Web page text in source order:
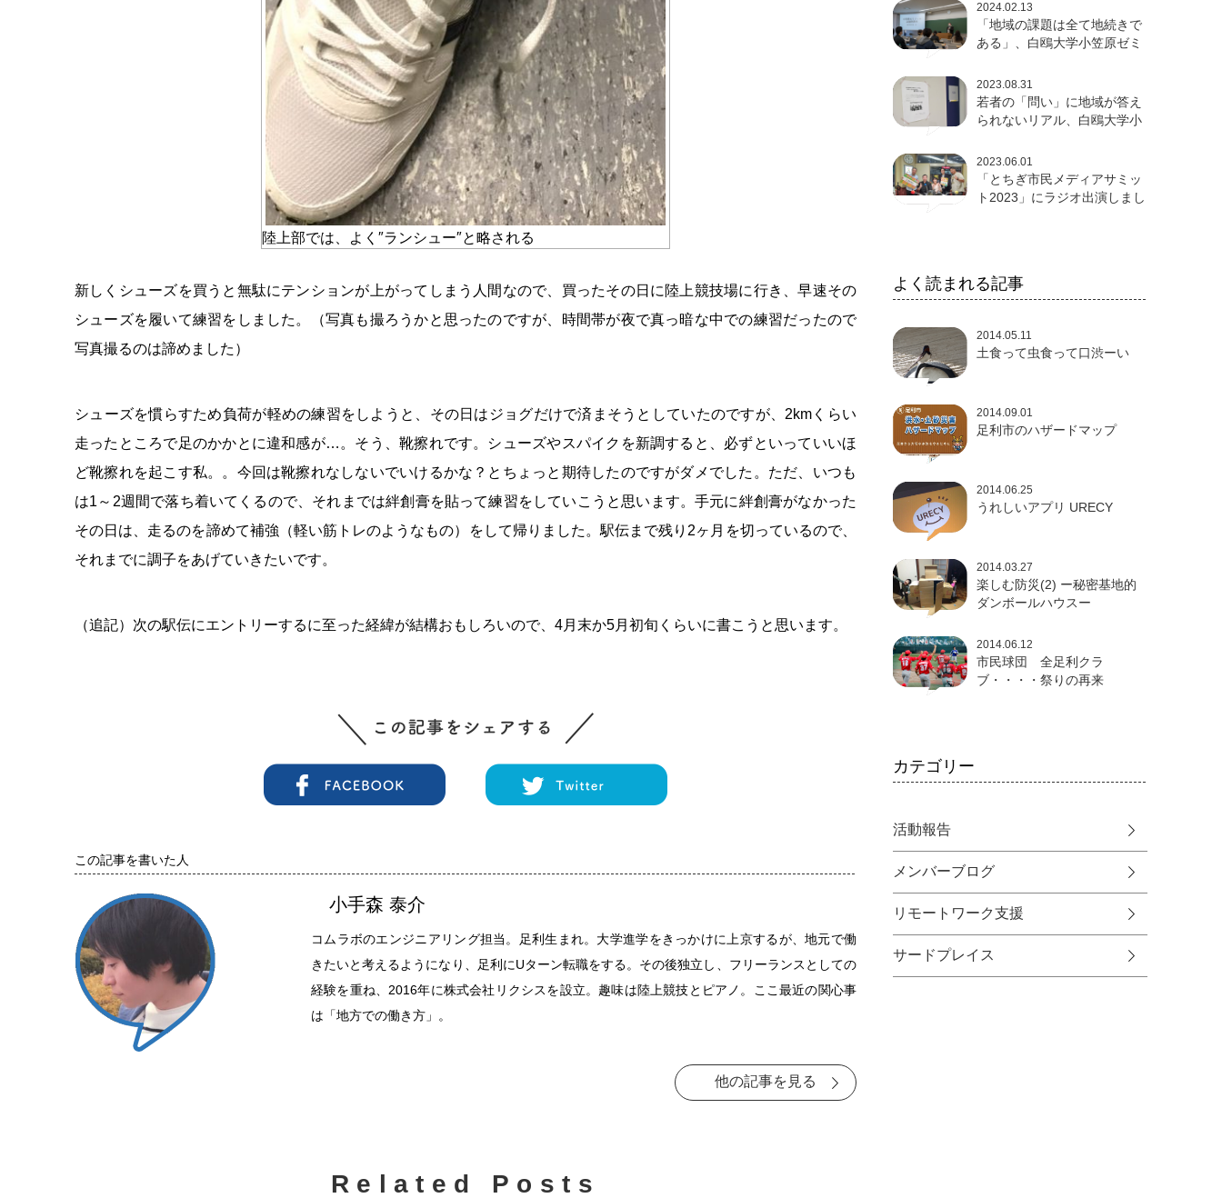
陸上部では、よく″ランシュー″と略される
新しくシューズを買うと無駄にテンションが上がってしまう人間なので、買ったその日に陸上競技場に行き、早速その
シューズを履いて練習をしました。（写真も撮ろうかと思ったのですが、時間帯が夜で真っ暗な中での練習だったので
写真撮るのは諦めました）
シューズを慣らすため負荷が軽めの練習をしようと、その日はジョグだけで済まそうとしていたのですが、2kmくらい
走ったところで足のかかとに違和感が…。そう、靴擦れです。シューズやスパイクを新調すると、必ずといっていいほ
ど靴擦れを起こす私。。今回は靴擦れなしないでいけるかな？とちょっと期待したのですがダメでした。ただ、いつも
は1～2週間で落ち着いてくるので、それまでは絆創膏を貼って練習をしていこうと思います。手元に絆創膏がなかった
その日は、走るのを諦めて補強（軽い筋トレのようなもの）をして帰りました。駅伝まで残り2ヶ月を切っているので、
それまでに調子をあげていきたいです。
（追記）次の駅伝にエントリーするに至った経緯が結構おもしろいので、4月末か5月初旬くらいに書こうと思います。
この記事を書いた人
小手森 泰介
コムラボのエンジニアリング担当。足利生まれ。大学進学をきっかけに上京するが、地元で働
きたいと考えるようになり、足利にUターン転職をする。その後独立し、フリーランスとしての
経験を重ね、2016年に株式会社リクシスを設立。趣味は陸上競技とピアノ。ここ最近の関心事
は「地方での働き方」。
他の記事を見る
Related Posts
2024.02.13
「地域の課題は全て地続きで
ある」、白鴎大学小笠原ゼミ
2023.08.31
若者の「問い」に地域が答え
られないリアル、白鴎大学小
2023.06.01
「とちぎ市民メディアサミッ
ト2023」にラジオ出演しまし
よく読まれる記事
2014.05.11
土食って虫食って口渋ーい
2014.09.01
足利市のハザードマップ
2014.06.25
うれしいアプリ URECY
2014.03.27
楽しむ防災(2) ー秘密基地的
ダンボールハウスー
2014.06.12
市民球団 全足利クラ
ブ・・・・祭りの再来
カテゴリー
活動報告
メンバーブログ
リモートワーク支援
サードプレイス